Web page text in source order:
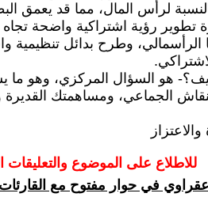
لرأس المال، مما قد يعمق
رؤية اشتراكية واضحة
الرأسمالي، وطرح بدائل تنظيمية
هو السؤال المركزي، وهو ما
الجماعي، ومساهمتك
للاطلاع على الموضوع والتعليقات
في حوار مفتوح مع القارئات